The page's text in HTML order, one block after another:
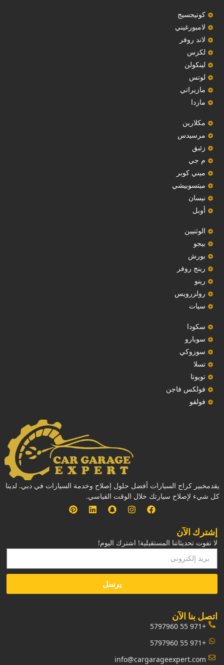
‏كونيجسيج‏
لامبورغيني
لاند روفر
لكزس
لينكولن
‏لوتس‏
مازيراتي
مازدا
مكلارين
مرسيدس
‏زئبق‏
م جي
ميني كوبر
ميتسوبيشي
نيسان
أوبل
‏الوثنيين‏
بيجو
بورش
رينج روفر
رينو
رولزرويس
سيات
سكودا
‏سوبارو‏
سوزوكي
تسلا
تويوتا
فولكس فاجن
فولفو
يقدمخبير كراج السيارات أفضل حلول إصلاح وخدمة السيارات في دبي. لدينا
كل شيء لإصلاح سيارتك خلال الوقت القياسي.
إشترك الآن
لا تفوت تحديثاتنا المستقبلية! اشترك اليوم!
يرسل
‏اتصل بنا الآن‏
+971 55 5797960
+971 55 5797960
info@cargarageexpert.com